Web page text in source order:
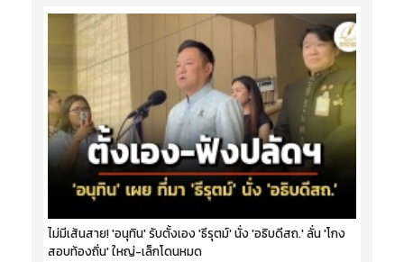
ไม่มีเส้นสาย! 'อนุทิน' รับตั้งเอง 'ธีรุตม์' นั่ง 'อธิบดีสถ.' ลั่น 'โกง
สอบท้องถิ่น' ใหญ่-เล็กโดนหมด